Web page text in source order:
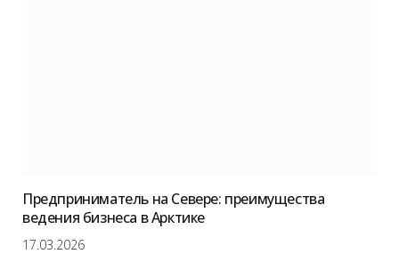
Предприниматель на Севере: преимущества
ведения бизнеса в Арктике
17.03.2026